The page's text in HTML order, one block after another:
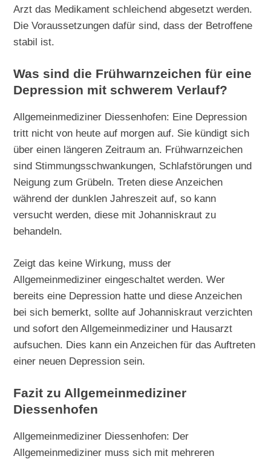
Arzt das Medikament schleichend abgesetzt werden.
Die Voraussetzungen dafür sind, dass der Betroffene
stabil ist.
Was sind die Frühwarnzeichen für eine
Depression mit schwerem Verlauf?
Allgemeinmediziner Diessenhofen: Eine Depression
tritt nicht von heute auf morgen auf. Sie kündigt sich
über einen längeren Zeitraum an. Frühwarnzeichen
sind Stimmungsschwankungen, Schlafstörungen und
Neigung zum Grübeln. Treten diese Anzeichen
während der dunklen Jahreszeit auf, so kann
versucht werden, diese mit Johanniskraut zu
behandeln.
Zeigt das keine Wirkung, muss der
Allgemeinmediziner eingeschaltet werden. Wer
bereits eine Depression hatte und diese Anzeichen
bei sich bemerkt, sollte auf Johanniskraut verzichten
und sofort den Allgemeinmediziner und Hausarzt
aufsuchen. Dies kann ein Anzeichen für das Auftreten
einer neuen Depression sein.
Fazit zu Allgemeinmediziner
Diessenhofen
Allgemeinmediziner Diessenhofen: Der
Allgemeinmediziner muss sich mit mehreren